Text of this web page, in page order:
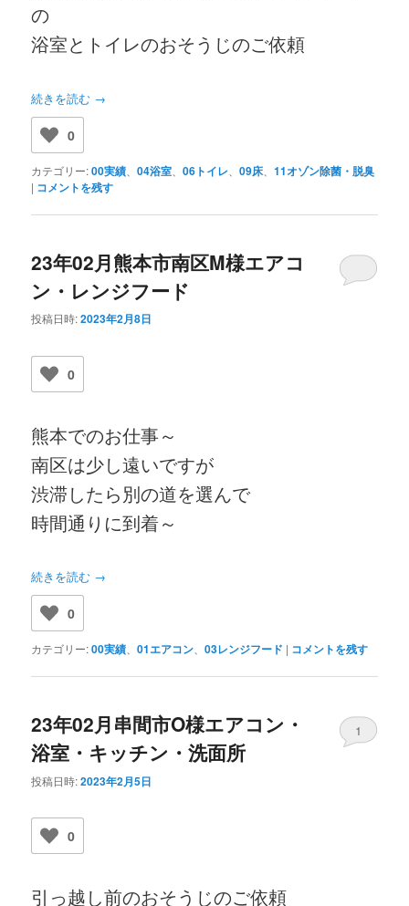
の
浴室とトイレのおそうじのご依頼
続きを読む →
0
カテゴリー:00実績 、04浴室 、06トイレ 、09床 、11オゾン除菌・脱臭
| コメントを残す
23年02月熊本市南区M様エアコ
ン・レンジフード
投稿日時:2023年2月8日
0
熊本でのお仕事～
南区は少し遠いですが
渋滞したら別の道を選んで
時間通りに到着～
続きを読む →
0
カテゴリー:00実績 、01エアコン 、03レンジフード | コメントを残す
23年02月串間市O様エアコン・
浴室・キッチン・洗面所
投稿日時:2023年2月5日
1
0
引っ越し前のおそうじのご依頼